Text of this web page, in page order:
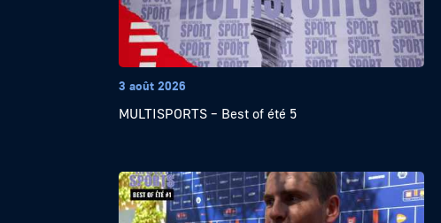
3 août 2026
MULTISPORTS – Best of été 5